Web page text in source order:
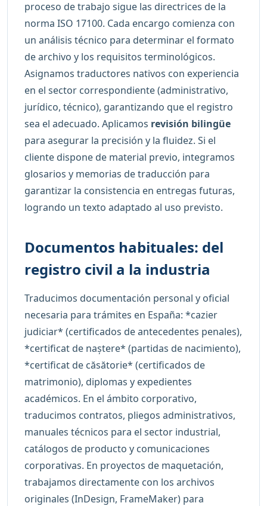
proceso de trabajo sigue las directrices de la
norma ISO 17100. Cada encargo comienza con
un análisis técnico para determinar el formato
de archivo y los requisitos terminológicos.
Asignamos traductores nativos con experiencia
en el sector correspondiente (administrativo,
jurídico, técnico), garantizando que el registro
sea el adecuado. Aplicamos revisión bilingüe
para asegurar la precisión y la fluidez. Si el
cliente dispone de material previo, integramos
glosarios y memorias de traducción para
garantizar la consistencia en entregas futuras,
logrando un texto adaptado al uso previsto.
Documentos habituales: del
registro civil a la industria
Traducimos documentación personal y oficial
necesaria para trámites en España: *cazier
judiciar* (certificados de antecedentes penales),
*certificat de naștere* (partidas de nacimiento),
*certificat de căsătorie* (certificados de
matrimonio), diplomas y expedientes
académicos. En el ámbito corporativo,
traducimos contratos, pliegos administrativos,
manuales técnicos para el sector industrial,
catálogos de producto y comunicaciones
corporativas. En proyectos de maquetación,
trabajamos directamente con los archivos
originales (InDesign, FrameMaker) para